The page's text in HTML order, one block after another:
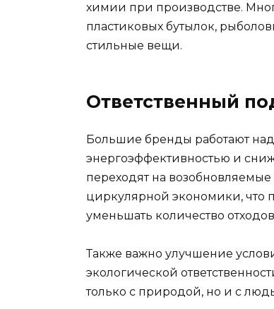
химии при производстве.
пластиковых бутылок,
стильные вещи.
Ответственный
Большие бренды работают
энергоэффективностью и
переходят на
циркулярной экономики, что
уменьшать количество
Также важно улучшение
экологической
только с природой, но и с